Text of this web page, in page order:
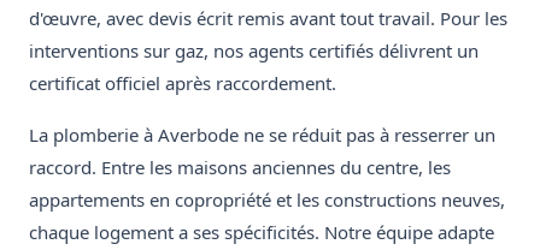
d'œuvre, avec devis écrit remis avant tout travail. Pour les
interventions sur gaz, nos agents certifiés délivrent un
certificat officiel après raccordement.
La plomberie à Averbode ne se réduit pas à resserrer un
raccord. Entre les maisons anciennes du centre, les
appartements en copropriété et les constructions neuves,
chaque logement a ses spécificités. Notre équipe adapte